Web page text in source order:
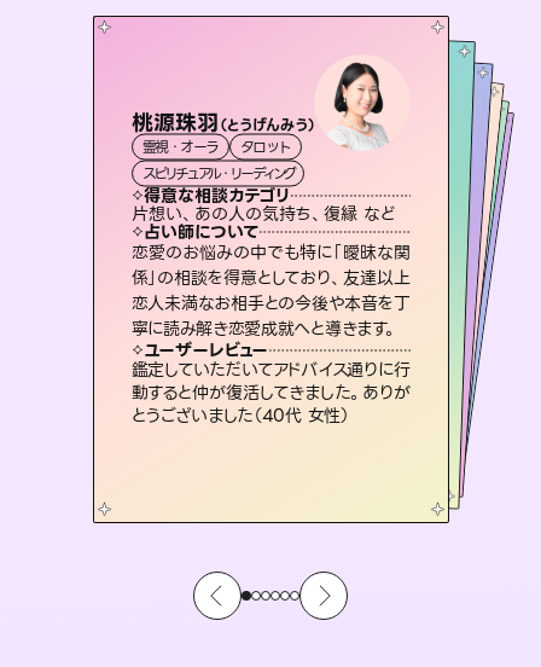
桃源珠羽（とうげんみう）
霊視・オーラ
タロット
スピリチュアル・リーディング
得意な相談カテゴリ
片想い、あの人の気持ち、復縁 など
占い師について
恋愛のお悩みの中でも特に「曖昧な関
係」の相談を得意としており、友達以上
恋人未満なお相手との今後や本音を丁
寧に読み解き恋愛成就へと導きます。
ユーザーレビュー
鑑定していただいてアドバイス通りに行
動すると仲が復活してきました。ありが
とうございました（40代 女性）
彗望（すいぼう）
霊視・オーラ 透視
スピリチュアル・リーディング
得意な相談カテゴリ
片想い、あの人の気持ち、復縁 など
占い師について
3,700年以上の歴史を持つ東洋最古の
占術「易占」で詳細まで占い、幸せへ向
かう道筋を示します。厳しい結果にも具
体的な対策をお伝えします。
ユーザーレビュー
複雑な背景もしっかり聞いて鑑定して
いただけました。気持ちが楽になりまし
た（50代 女性）
未来視師＊花
霊視・オーラ
スピリチュアル・リーディング
得意な相談カテゴリ
出逢い、片想い、復縁 など
占い師について
未来には何パターンもの選択肢があり
ます。不安で視えにくくなっているあな
たの素敵な未来を見つけ、その未来を
選択できるようアドバイスします。
ユーザーレビュー
職場の人の性質や人間関係、本心など
本当によく視えていてびっくり。対策が
打てて前向きになれます（40代）
おう 霊感オラクル
霊視・オーラ
オラクルカード
得意な相談カテゴリ
恋愛総合、あの人の気持ち など
占い師について
霊視×オラクルカードを使って「今」と「未来」そして「気になるあの人の気持ち」まで丁寧に読み解き、恋や人生のヒントを優しく引き出します。
ユーザーレビュー
不安な気持ちが嘘みたいに晴れまし
た…！よく視えていらっしゃるんだなと
感じました（40代 女性）
セラピスト理恵
霊視・オーラ
スピリチュアル・リーディング
得意な相談カテゴリ
片想い、二人の未来、年の差 など
占い師について
連絡再開、復縁、成就などの報告実績
多数。セラピストとして2万超の施術経
験があるからこそできる鑑定で、より良
い未来をサポートします。
ユーザーレビュー
とても心温まる鑑定でした。しかもこち
らは何も言っていないのに視えていらっ
しゃるんだなと驚きです（30代女性）
アイリス -iris-
西洋占星術 タロット
ルーン
得意な相談カテゴリ
恋愛総合、片想い、二人の未来 など
占い師について
復縁、恋愛、不倫の行方、同性愛や片
思い、仕事関係や借金問題まで知りた
いことや心の負担になっていることを
紐解き、背中をそっと押して導きます。
ユーザーレビュー
安心感のあり、言い切ってくれる所や濁
さない鑑定のおかげで、毎回自分の気
持ちを整えられます（30代 男性）